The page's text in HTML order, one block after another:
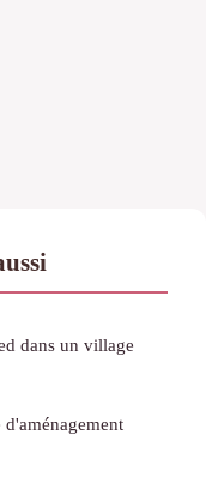
dans un village
d'aménagement